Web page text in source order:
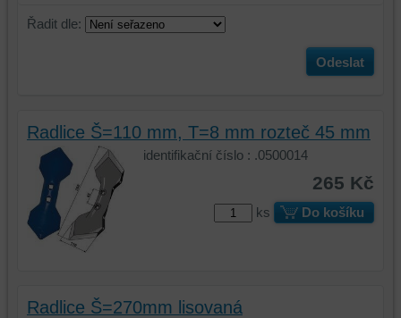
Řadit dle:
Odeslat
Radlice Š=110 mm, T=8 mm rozteč 45 mm
identifikační číslo : .0500014
265 Kč
ks Do košíku
Radlice Š=270mm lisovaná